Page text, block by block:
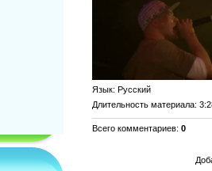
Язык: Русский
Длительность материала:
Всего комментариев: 0